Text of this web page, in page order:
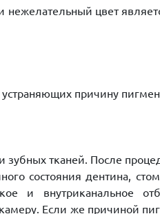
цвет
причину
тканей. После
состояния дентина,
и внутриканальное
Если же причиной